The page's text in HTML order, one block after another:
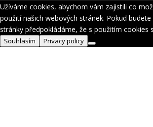
Užíváme cookies, abychom vám zajistili co
použití našich webových stránek. Pokud
stránky předpokládáme, že s použitím cookies
Souhlasím Privacy policy